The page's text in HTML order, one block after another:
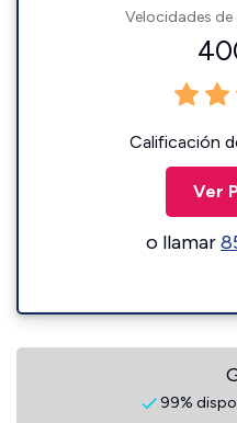
Velocidades
Calificación
Ver
o llamar
99%